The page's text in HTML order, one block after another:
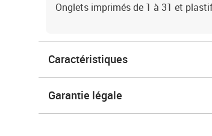
Onglets imprimés de 1 à 31 et
Caractéristiques
Garantie légale